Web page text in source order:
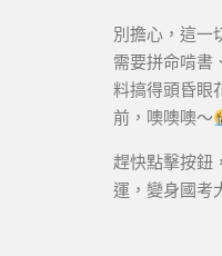
別擔心，這一
需要拼命啃書
料搞得頭昏眼
前，噢噢噢～
趕快點擊按鈕
運，變身國考